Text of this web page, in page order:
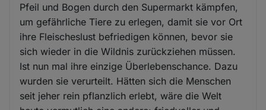
Pfeil und Bogen durch den Supermarkt kämpfen,
um gefährliche Tiere zu erlegen, damit sie vor Ort
ihre Fleischeslust befriedigen können, bevor sie
sich wieder in die Wildnis zurückziehen müssen.
Ist nun mal ihre einzige Überlebenschance. Dazu
wurden sie verurteilt. Hätten sich die Menschen
seit jeher rein pflanzlich erlebt, wäre die Welt